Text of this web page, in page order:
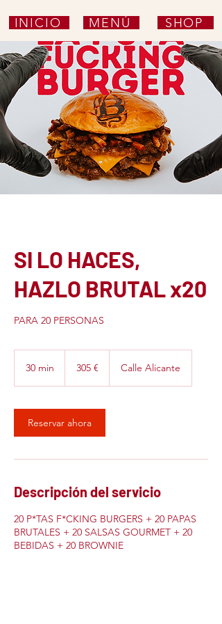
INICIO MENÚ SHOP
SI LO HACES,
HAZLO BRUTAL x20
PARA 20 PERSONAS
30 min
m
i
n
305 € Calle Alicante
Reservar ahora
Descripción del servicio
20 P*TAS F*CKING BURGERS + 20 PAPAS
BRUTALES + 20 SALSAS GOURMET + 20
BEBIDAS + 20 BROWNIE